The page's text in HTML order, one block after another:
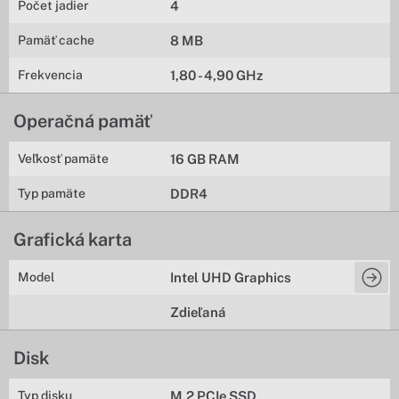
Počet jadier 4
Pamäť cache 8 MB
Frekvencia 1,80 - 4,90 GHz
Operačná pamäť
Veľkosť pamäte 16 GB RAM
Typ pamäte DDR4
Grafická karta
Model Intel UHD Graphics
Zdieľaná
Disk
Typ disku M.2 PCIe SSD